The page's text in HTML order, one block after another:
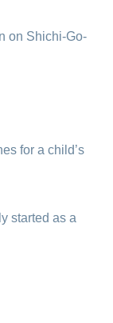
on Shichi-Go-
for a child’s
started as a